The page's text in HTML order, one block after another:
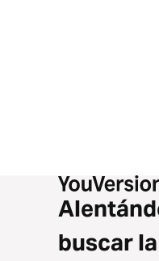
buscar